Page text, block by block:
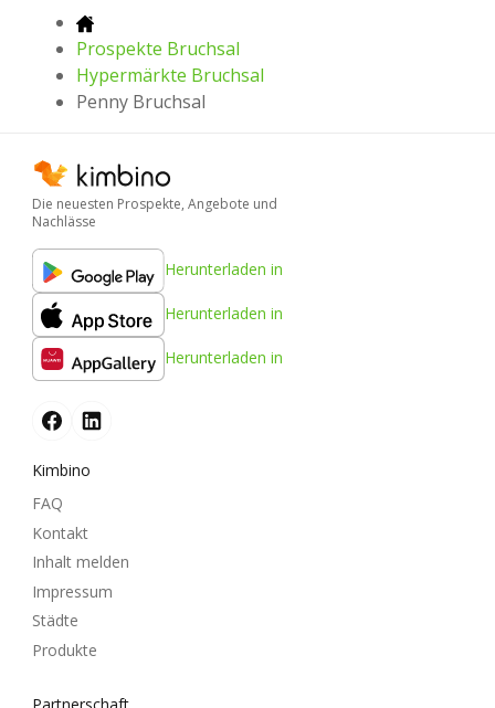
Prospekte Bruchsal
Hypermärkte Bruchsal
Penny Bruchsal
Die neuesten Prospekte, Angebote und
Nachlässe
Herunterladen in
Herunterladen in
Herunterladen in
Kimbino
FAQ
Kontakt
Inhalt melden
Impressum
Städte
Produkte
Partnerschaft